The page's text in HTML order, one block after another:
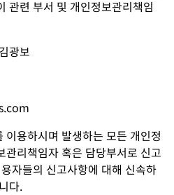
관련 부서 및 개인정보관리책임
광보
이용하시며 발생하는 모든 개인정
리책임자 혹은 담당부서로 신고
자들의 신고사항에 대해 신속하
다.